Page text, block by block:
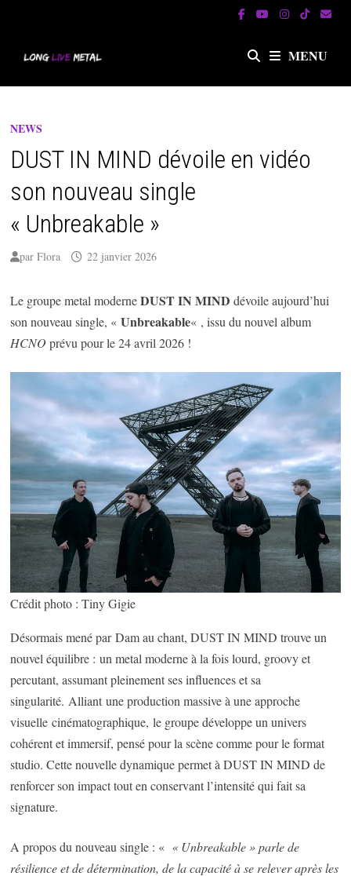
MENU
NEWS
DUST IN MIND dévoile en vidéo
son nouveau single
« Unbreakable »
parFlora 22 janvier 2026
Le groupe metal moderneDUST IN MIND dévoile aujourd’hui
son nouveau single, «Unbreakable« , issu du nouvel album
HCNOprévu pour le 24 avril 2026 !
Crédit photo : Tiny Gigie
Désormais mené par Dam au chant, DUST IN MIND trouve un
nouvel équilibre : un metal moderne à la fois lourd, groovy et
percutant, assumant pleinement ses influences et sa
singularité. Alliant une production massive à une approche
visuelle cinématographique, le groupe développe un univers
cohérent et immersif, pensé pour la scène comme pour le format
studio. Cette nouvelle dynamique permet à DUST IN MIND de
renforcer son impact tout en conservant l’intensité qui fait sa
signature.
A propos du nouveau single : « « Unbreakable » parle de
résilience et de détermination, de la capacité à se relever après les